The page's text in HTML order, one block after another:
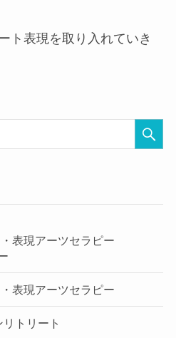
ト表現を取り入れていき
表現アーツセラピー
表現アーツセラピー
トリート